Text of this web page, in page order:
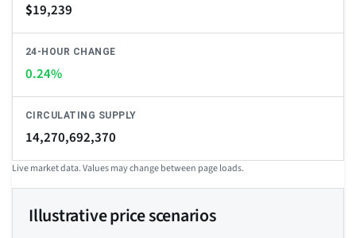
$19,239
24-HOUR CHANGE
0.24%
CIRCULATING SUPPLY
14,270,692,370
Live market data. Values may change between page loads.
Illustrative price scenarios